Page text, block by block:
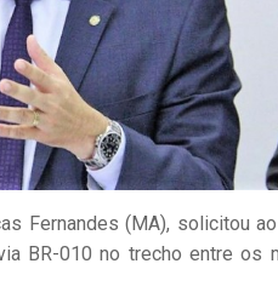
Fernandes (MA), solicitou
BR-010 no trecho entre os